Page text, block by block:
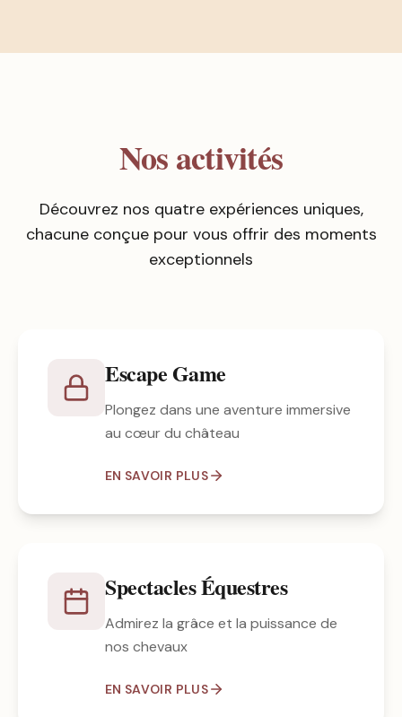
Nos activités
Découvrez nos quatre expériences uniques,
chacune conçue pour vous offrir des moments
exceptionnels
Escape Game
Plongez dans une aventure immersive
au cœur du château
EN SAVOIR PLUS
Spectacles Équestres
Admirez la grâce et la puissance de
nos chevaux
EN SAVOIR PLUS